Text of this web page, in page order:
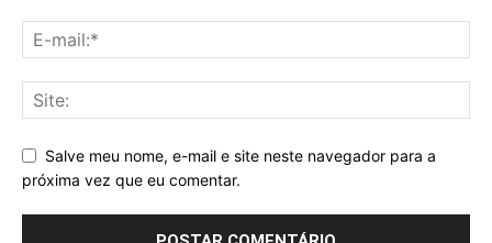
Salve meu nome, e-mail e site neste navegador para a
próxima vez que eu comentar.